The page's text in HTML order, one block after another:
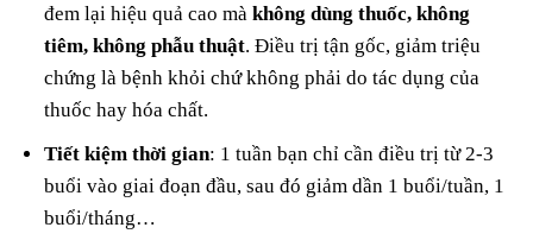
đem lại hiệu quả cao màkhông dùng thuốc, không
tiêm, không phẫu thuật. Điều trị tận gốc, giảm triệu
chứng là bệnh khỏi chứ không phải do tác dụng của
thuốc hay hóa chất.
Tiết kiệm thời gian: 1 tuần bạn chỉ cần điều trị từ 2-3
buổi vào giai đoạn đầu, sau đó giảm dần 1 buổi/tuần, 1
buổi/tháng…